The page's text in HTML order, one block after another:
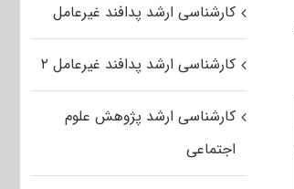
کارشناسی ارشد پدافند غیرعامل
کارشناسی ارشد پدافند غیرعامل ۲
کارشناسی ارشد پژوهش علوم
اجتماعی